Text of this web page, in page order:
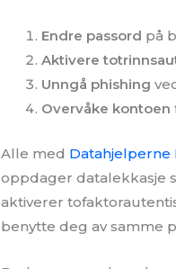
Endre passord på
Aktivere
Unngå phishing
Overvåke kontoen
Alle med Datahjelperne
oppdager datalekkasje
aktiverer
benytte deg av samme